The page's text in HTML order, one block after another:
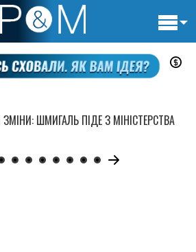
ЗМІНИ: ШМИГАЛЬ ПІДЕ З МІНІСТЕРСТВА